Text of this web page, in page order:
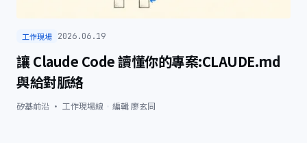
工作現場 2026.06.19
讓 Claude Code 讀懂你的專案:CLAUDE.md
與給對脈絡
矽基前沿 · 工作現場線 編輯廖玄同